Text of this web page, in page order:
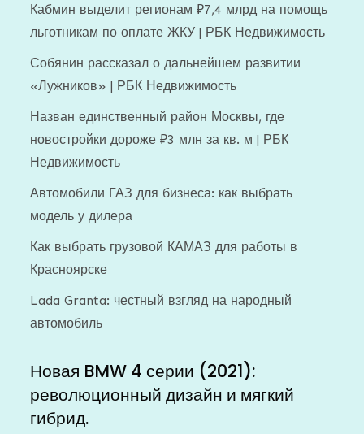
Кабмин выделит регионам ₽7,4 млрд на помощь
льготникам по оплате ЖКУ | РБК Недвижимость
Собянин рассказал о дальнейшем развитии
«Лужников» | РБК Недвижимость
Назван единственный район Москвы, где
новостройки дороже ₽3 млн за кв. м | РБК
Недвижимость
Автомобили ГАЗ для бизнеса: как выбрать
модель у дилера
Как выбрать грузовой КАМАЗ для работы в
Красноярске
Lada Granta: честный взгляд на народный
автомобиль
Новая BMW 4 серии (2021):
революционный дизайн и мягкий
гибрид.